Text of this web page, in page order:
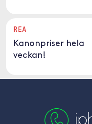
REA
Kanonpriser hela
veckan!